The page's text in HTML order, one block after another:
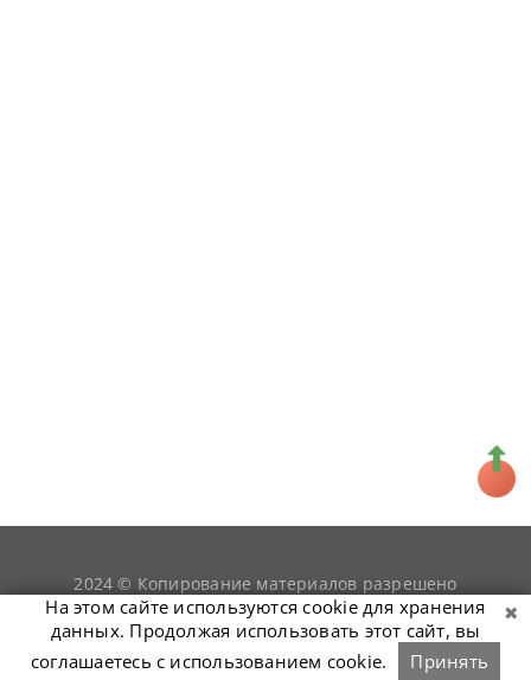
2024 © Копирование материалов разрешено
только при условии гиперссылки наsnookerist.ru
На этом сайте используются cookie для хранения
данных. Продолжая использовать этот сайт, вы
соглашаетесь с использованием cookie.
Принять